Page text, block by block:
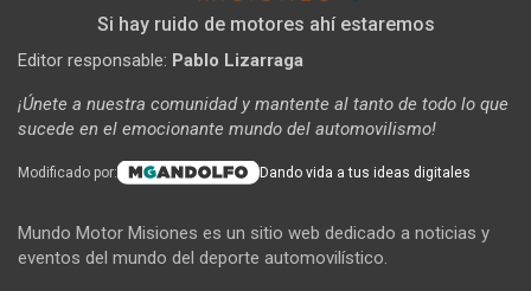
Si hay ruido de motores ahí estaremos
Editor responsable: Pablo Lizarraga
¡Únete a nuestra comunidad y mantente al tanto de todo lo que
sucede en el emocionante mundo del automovilismo!
Modificado por: Dando vida a tus ideas digitales
Mundo Motor Misiones es un sitio web dedicado a noticias y
eventos del mundo del deporte automovilístico.